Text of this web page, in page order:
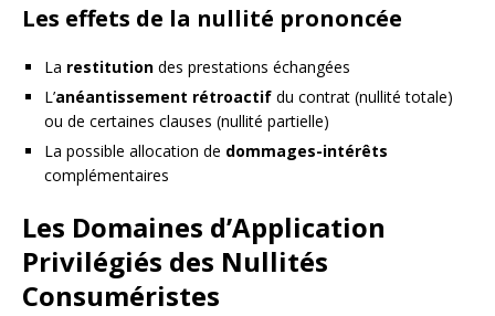
Les effets de la nullité prononcée
La restitution des prestations échangées
L’anéantissement rétroactif du contrat (nullité totale)
ou de certaines clauses (nullité partielle)
La possible allocation de dommages-intérêts
complémentaires
Les Domaines d’Application
Privilégiés des Nullités
Consuméristes